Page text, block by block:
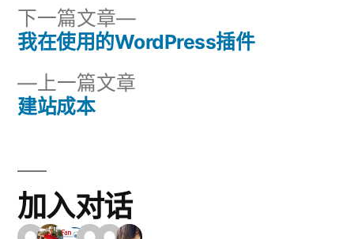
文
章
导
航
上一篇文章
建站成本
下一篇文章
下
一
我在使用的WordPress插件
加入对话